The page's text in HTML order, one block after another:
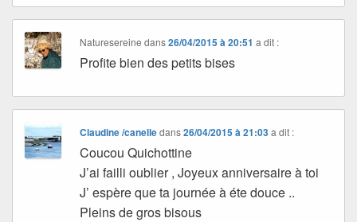
Naturesereine dans26/04/2015 à 20:51 a dit :
Profite bien des petits bises
Claudine /canelledans26/04/2015 à 21:03 a dit :
Coucou Quichottine
J’ai failli oublier , Joyeux anniversaire à toi
J’ espère que ta journée à éte douce ..
Pleins de gros bisous